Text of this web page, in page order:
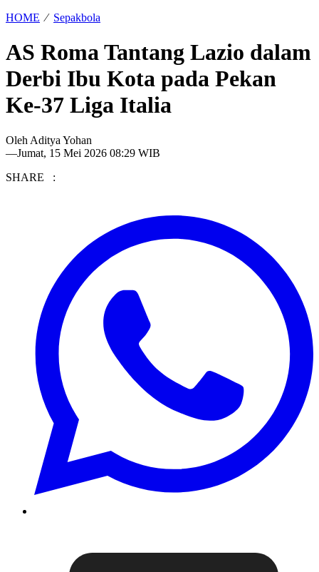
HOME ⁄ Sepakbola
AS Roma Tantang Lazio dalam
Derbi Ibu Kota pada Pekan
Ke-37 Liga Italia
Oleh Aditya Yohan
—Jumat, 15 Mei 2026 08:29 WIB
SHARE :